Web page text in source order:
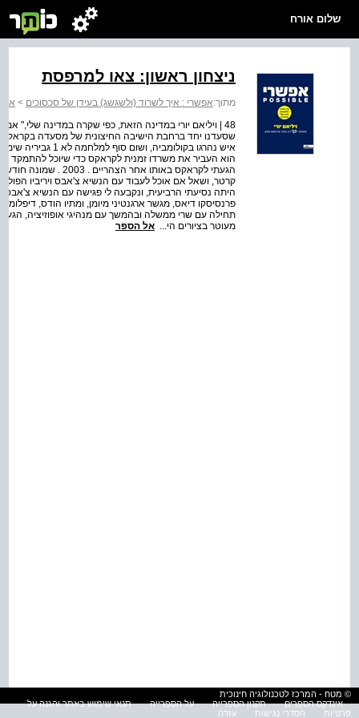
שלום אורח
ניצחון ראשון: צאו למרפסת
מתוך:אפשרי : איך לשרוד (ולשגשג) בעידן של סכסוכים >
48 | ויליאם יורי במדינה הזאת, כפי שקרה במדינה
איש נהרגו
הגעתי לקראקס
קרטר, ושאל אם אוכל לעבוד עם הנשיא צ'אבס ויריביו
היתה נסיעתי הרביעית, ונקבעה לי פגישה עם הנשיא
פרנסיסקו דיאס, מגשר ארגנטיני מיומן, ומתיו הודס,
תחילה עם שרי ממשלה ובהמשך עם מנהיגי אופוזיציה,
מעוטר בציורים הי... אל הספר
© מטח - המרכז לטכנולוגיה חינוכית
אינדקס הספרים
תקנון הספרייה על הספרייה
תנאי שימוש באתר והגנה על
פרטיות
הסדרי נגישות עזרה